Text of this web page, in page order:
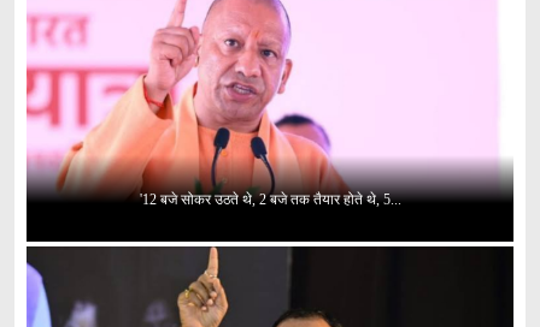
'12 बजे सोकर उठते थे, 2 बजे तक तैयार होते थे, 5...